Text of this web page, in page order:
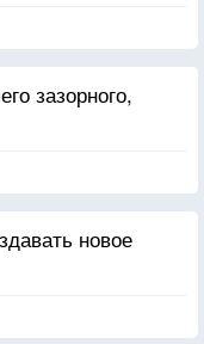
зазорного,
новое